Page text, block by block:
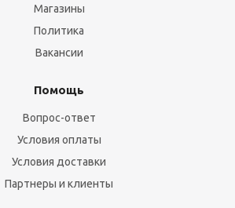
Магазины
Политика
Вакансии
Помощь
Вопрос-ответ
Условия оплаты
Условия доставки
Партнеры и клиенты